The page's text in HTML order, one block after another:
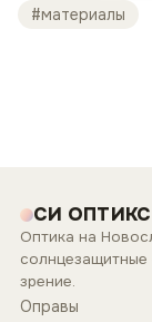
#материалы
СИ ОПТИКС
Оптика на
зрение.
Оправы